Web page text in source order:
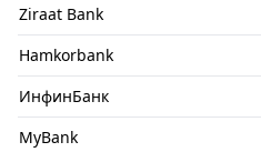
Ziraat Bank
Hamkorbank
ИнфинБанк
MyBank